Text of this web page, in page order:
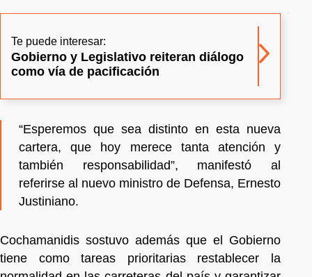
Te puede interesar:
Gobierno y Legislativo reiteran diálogo
como vía de pacificación
“Esperemos que sea distinto en esta nueva
cartera, que hoy merece tanta atención y
también responsabilidad”, manifestó al
referirse al nuevo ministro de Defensa, Ernesto
Justiniano.
Cochamanidis sostuvo además que el Gobierno
tiene como tareas prioritarias restablecer la